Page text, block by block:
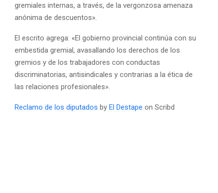
gremiales internas, a través, de la vergonzosa amenaza
anónima de descuentos».
El escrito agrega: «El gobierno provincial continúa con su
embestida gremial, avasallando los derechos de los
gremios y de los trabajadores con conductas
discriminatorias, antisindicales y contrarias a la ética de
las relaciones profesionales».
Reclamo de los diputados by El Destape on Scribd